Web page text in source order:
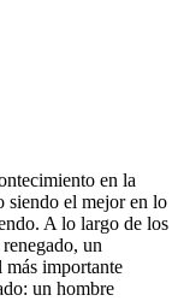
en la
siendo el mejor en lo
A lo largo de los
un
más importante
un hombre